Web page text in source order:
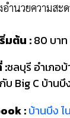
ำนวยความสะ
ริ่มต้น :80 บา
:ชลบุรี อำเภอ
บ Big C บ้านบึ
:บ้านบึง ไ